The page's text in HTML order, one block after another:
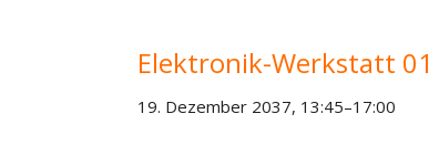
Elektronik-Werkstatt 01
19. Dezember 2037, 13:45–17:00